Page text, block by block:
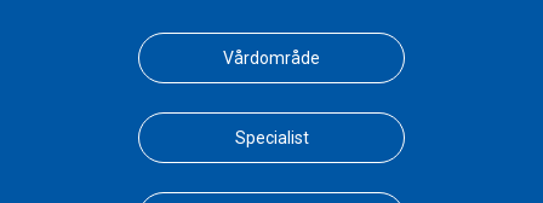
Vårdområde
Specialist